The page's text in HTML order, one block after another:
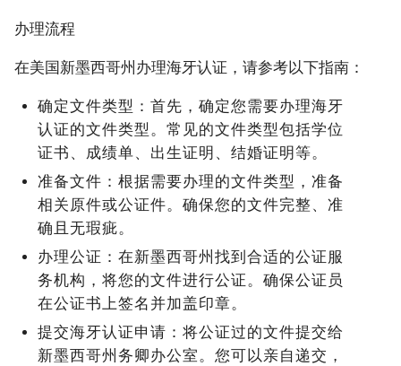
办理流程
在美国新墨西哥州办理海牙认证，请参考以下指南：
确定文件类型：首先，确定您需要办理海牙
认证的文件类型。常见的文件类型包括学位
证书、成绩单、出生证明、结婚证明等。
准备文件：根据需要办理的文件类型，准备
相关原件或公证件。确保您的文件完整、准
确且无瑕疵。
办理公证：在新墨西哥州找到合适的公证服
务机构，将您的文件进行公证。确保公证员
在公证书上签名并加盖印章。
提交海牙认证申请：将公证过的文件提交给
新墨西哥州务卿办公室。您可以亲自递交，